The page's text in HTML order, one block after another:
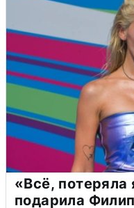
«Всё,
подарила